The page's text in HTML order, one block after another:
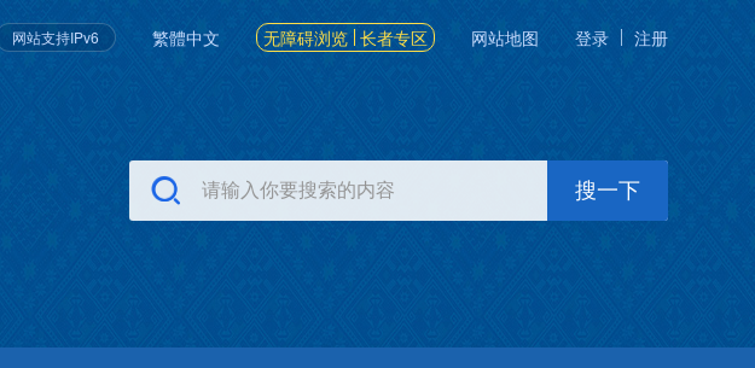
网站支持IPv6 繁體中文 无障碍浏览 长者专区 网站地图 登录 注册